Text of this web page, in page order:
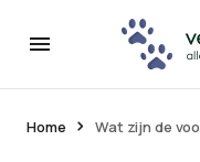
Home Wat zijn de